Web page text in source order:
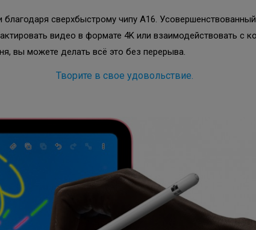
благодаря сверхбыстрому чипу A16.
видео в формате 4K или взаимодействовать с
вы можете делать всё это без перерыва.
Творите в свое удовольствие.